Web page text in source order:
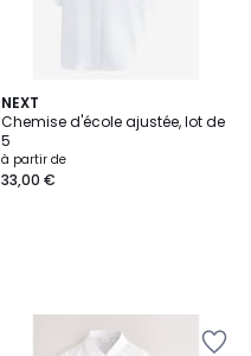
NEXT
Chemise d'école ajustée, lot de
5
à partir de
33,00 €